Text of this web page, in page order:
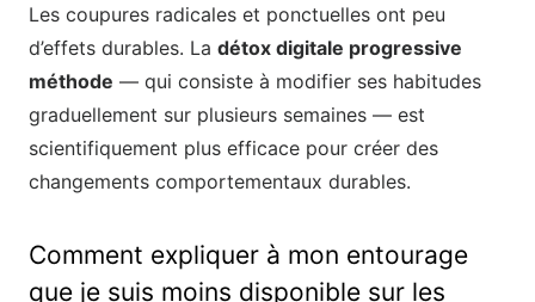
Les coupures radicales et ponctuelles ont peu
d’effets durables. La détox digitale progressive
méthode — qui consiste à modifier ses habitudes
graduellement sur plusieurs semaines — est
scientifiquement plus efficace pour créer des
changements comportementaux durables.
Comment expliquer à mon entourage
que je suis moins disponible sur les